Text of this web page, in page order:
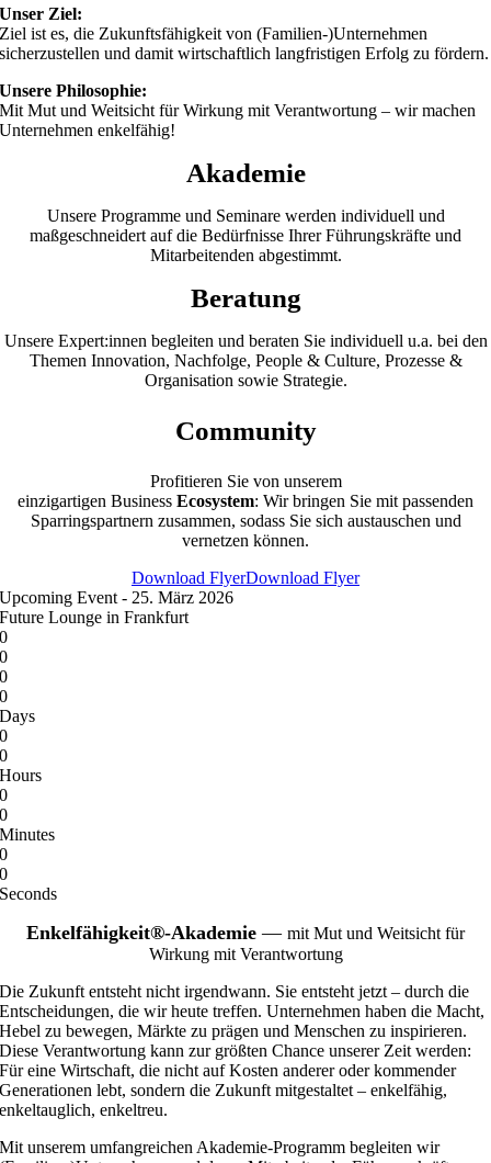
Unser Ziel:
Ziel ist es, die Zukunftsfähigkeit von (Familien-)Unternehmen
sicherzustellen und damit wirtschaftlich langfristigen Erfolg zu fördern.
Unsere Philosophie:
Mit Mut und Weitsicht für Wirkung mit Verantwortung – wir machen
Unternehmen enkelfähig!
Akademie
Unsere Programme und Seminare werden individuell und
maßgeschneidert auf die Bedürfnisse Ihrer Führungskräfte und
Mitarbeitenden abgestimmt.
Beratung
Unsere Expert:innen begleiten und beraten Sie individuell u.a. bei den
Themen Innovation, Nachfolge, People & Culture, Prozesse &
Organisation sowie Strategie.
Community
Profitieren Sie von unserem
einzigartigen Business Ecosystem: Wir bringen Sie mit passenden
Sparringspartnern zusammen, sodass Sie sich austauschen und
vernetzen können.
Download FlyerDownload Flyer
Upcoming Event - 25. März 2026
Future Lounge in Frankfurt
0
0
0
0
Days
0
0
Hours
0
0
Minutes
0
0
Seconds
Enkelfähigkeit®-Akademie — mit Mut und Weitsicht für
Wirkung mit Verantwortung
Die Zukunft entsteht nicht irgendwann. Sie entsteht jetzt – durch die
Entscheidungen, die wir heute treffen. Unternehmen haben die Macht,
Hebel zu bewegen, Märkte zu prägen und Menschen zu inspirieren.
Diese Verantwortung kann zur größten Chance unserer Zeit werden:
Für eine Wirtschaft, die nicht auf Kosten anderer oder kommender
Generationen lebt, sondern die Zukunft mitgestaltet – enkelfähig,
enkeltauglich, enkeltreu.
Mit unserem umfangreichen Akademie-Programm begleiten wir